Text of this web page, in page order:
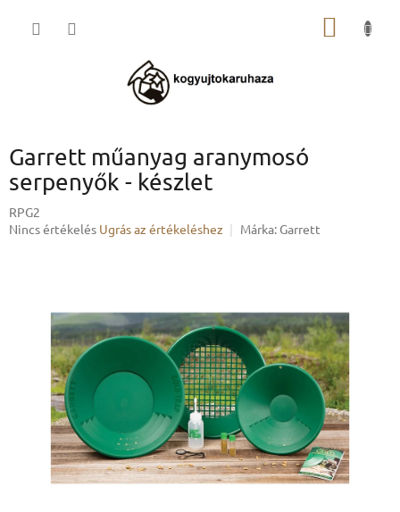
KOSÁR
Garrett műanyag aranymosó
serpenyők - készlet
RPG2
A
Nincs értékelés Ugrás az értékeléshez Márka: Garrett